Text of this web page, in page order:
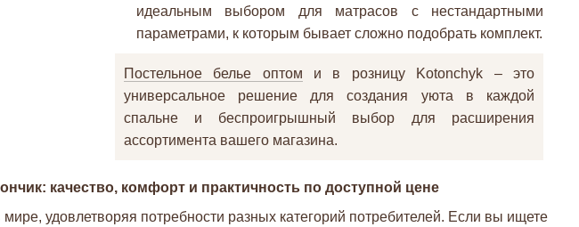
идеальным выбором для матрасов с нестандартными
параметрами, к которым бывает сложно подобрать комплект.
Постельное белье оптом и в розницу Kotonchyk – это
универсальное решение для создания уюта в каждой
спальне и беспроигрышный выбор для расширения
ассортимента вашего магазина.
качество, комфорт и практичность по доступной цене
удовлетворяя потребности разных категорий потребителей. Если вы ищете